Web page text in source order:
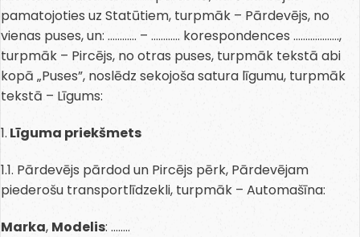
pamatojoties uz Statūtiem, turpmāk – Pārdevējs, no
vienas puses, un: ………… – ………… korespondences ……………….,
turpmāk – Pircējs, no otras puses, turpmāk tekstā abi
kopā „Puses”, noslēdz sekojoša satura līgumu, turpmāk
tekstā – Līgums:
1. Līguma priekšmets
1.1. Pārdevējs pārdod un Pircējs pērk, Pārdevējam
piederošu transportlīdzekli, turpmāk – Automašīna:
Marka, Modelis: ……..